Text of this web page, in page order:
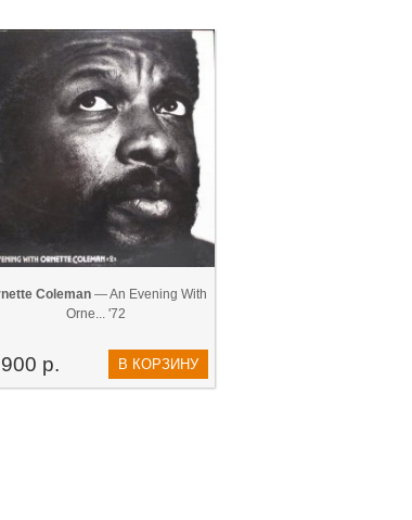
Coleman— An Evening With
Orne... '72
р. В КОРЗИНУ